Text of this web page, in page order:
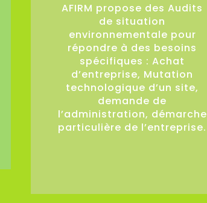
AFIRM propose des Audits
de situation
environnementale pour
répondre à des besoins
spécifiques : Achat
d’entreprise, Mutation
technologique d’un site,
demande de
l’administration, démarche
particulière de l’entreprise.